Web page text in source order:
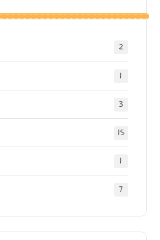
2
1
3
15
1
7